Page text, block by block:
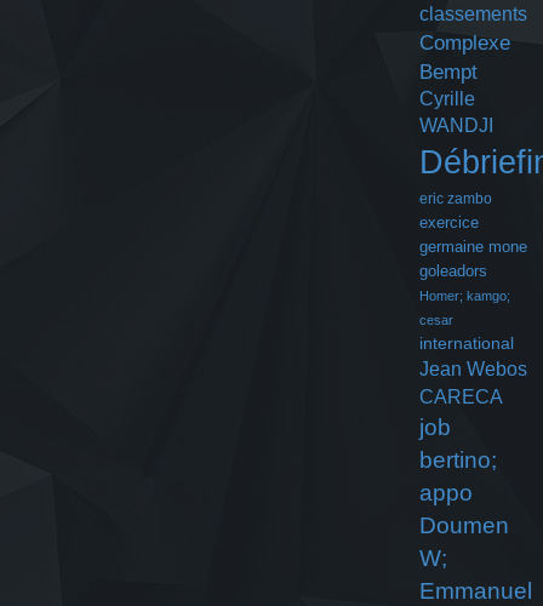
classements
Complexe
Bempt
Cyrille
WANDJI
eric zambo
exercice
germaine mone
goleadors
Homer; kamgo;
cesar
international
Jean Webos
CARECA
job
bertino;
appo
Doumen
W;
Emmanuel